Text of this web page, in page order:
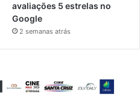
avaliações 5 estrelas no
Google
2 semanas atrás